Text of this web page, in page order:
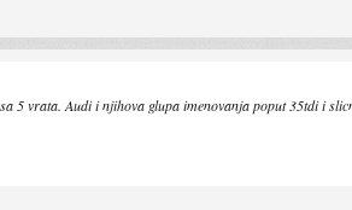
5 vrata. Audi i njihova glupa imenovanja poput 35tdi i